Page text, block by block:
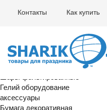
Контакты Как купить
Расширенный поиск
Шары латексные
Гелий оборудование
аксессуары
Бумага декоративная